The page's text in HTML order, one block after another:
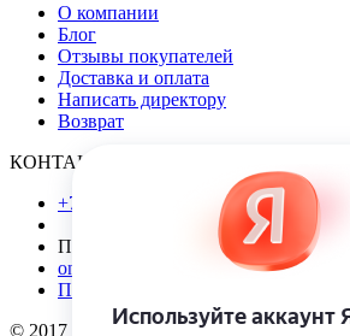
О компании
Блог
Отзывы покупателей
Доставка и оплата
Написать директору
Возврат
КОНТАКТЫ
+7(910)601-10-10
Пн-Вс 9.00 - 18.00
onsad@onsad.ru
Посмотреть на карте
© 2017 - 2026 ONSad.ru. Интернет-